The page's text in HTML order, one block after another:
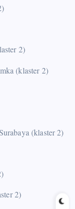
2)
(klaster 2)
(klaster 2)
2)